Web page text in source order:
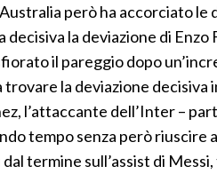
però ha accorciato le
la deviazione di
il pareggio dopo
la deviazione decisiva
l’attaccante dell’Inter –
tempo senza però
termine sull’assist di